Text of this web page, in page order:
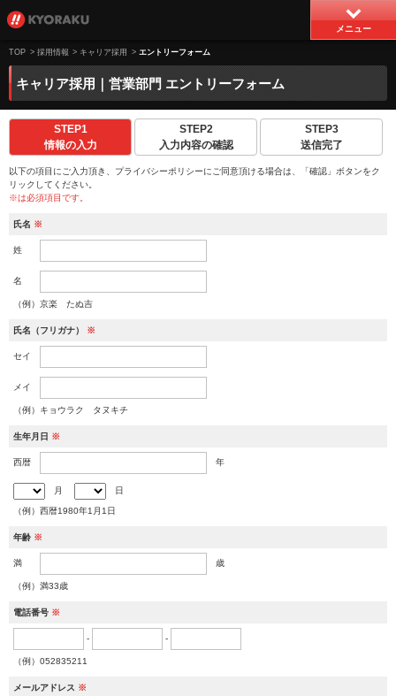
メニュー
TOP > 採用情報 > キャリア採用 > エントリーフォーム
キャリア採用｜営業部門 エントリーフォーム
STEP1
情報の入力
STEP2
入力内容の確認
STEP3
送信完了
以下の項目にご入力頂き、プライバシーポリシーにご同意頂ける場合は、「確認」ボタンをク
リックしてください。
※は必須項目です。
氏名 ※
姓
名
（例）京楽 たぬ吉
氏名（フリガナ） ※
セイ
メイ
（例）キョウラク タヌキチ
生年月日 ※
西暦 年
月 日
（例）西暦1980年1月1日
年齢 ※
満 歳
（例）満33歳
電話番号 ※
- -
（例）052835211
メールアドレス ※